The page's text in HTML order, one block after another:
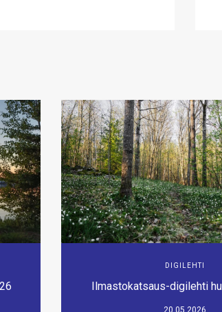
DIGILEHTI
Ilmastokatsaus-digilehti